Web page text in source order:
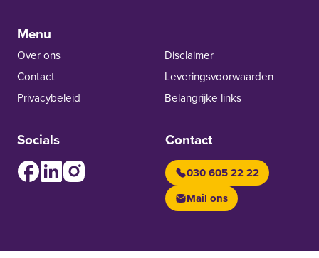
Menu
Over ons
Contact
Privacybeleid
Disclaimer
Leverings­voor­waarden
Belangrijke links
Socials Contact
030 605 22 22
Mail ons